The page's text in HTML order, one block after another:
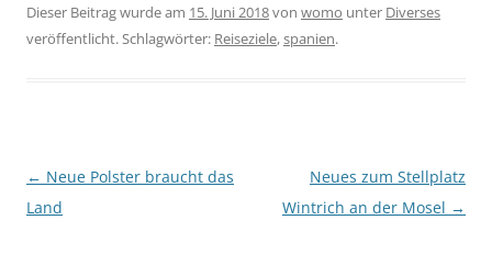
Dieser Beitrag wurde am 15. Juni 2018von womo unter Diverses
veröffentlicht. Schlagwörter: Reiseziele,spanien.
Beitragsnavigation
← Neue Polster braucht das
Land
Neues zum Stellplatz
Wintrich an der Mosel →